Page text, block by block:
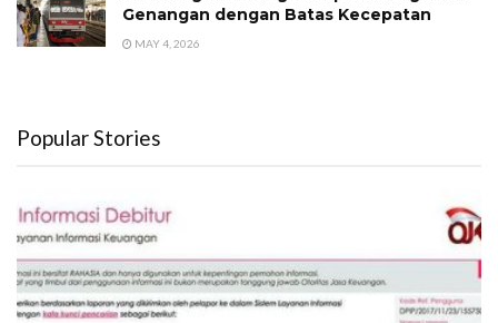
Genangan dengan Batas Kecepatan
MAY 4, 2026
Popular Stories